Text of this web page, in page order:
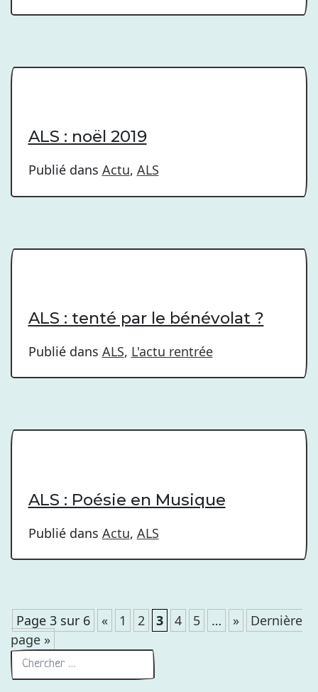
ALS : noël 2019
Publié dans Actu, ALS
ALS : tenté par le bénévolat ?
Publié dans ALS, L'actu rentrée
ALS : Poésie en Musique
Publié dans Actu, ALS
Page 3 sur 6 « 1 2 3 4 5 … »
Dernière
page »